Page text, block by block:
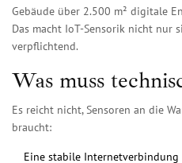
Gebäude über 2.500 m² digitale
Das macht IoT-Sensorik nicht nur
verpflichtend.
Was muss
Es reicht nicht, Sensoren an die
braucht:
Eine stabile